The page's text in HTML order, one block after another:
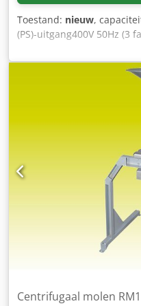
Toestand: nieuw,
(PS)-uitgang400V 50Hz (3
lengte 725 mmwidth690
resp. ontladingshoogte1
kgmateriaal1.4301 / AISI
mm geschikt voor de
steenvruchtenscooter van
maaischerm Cedpob I
Centrifugaal molen